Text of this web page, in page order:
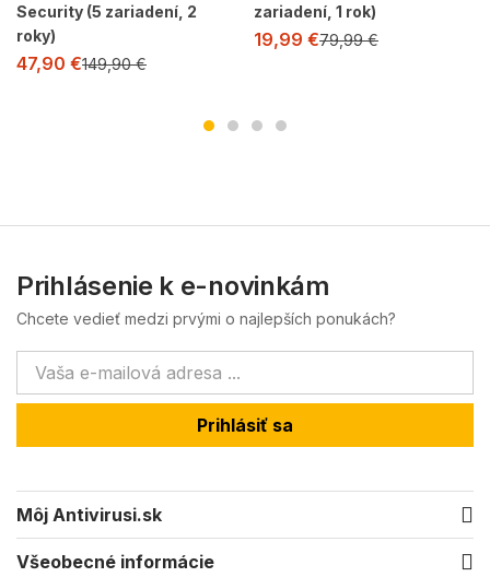
Security (5 zariadení, 2
roky)
47,90 €149,90€
zariadení, 1 rok)
19,99 €79,99€
Prihlásenie k e-novinkám
Chcete vedieť medzi prvými o najlepších ponukách?
Prihlásiť sa
Môj Antivirusi.sk
Všeobecné informácie